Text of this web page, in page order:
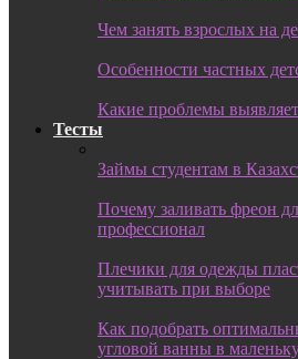
Чем занять взрослых на
Особенности частных
Какие проблемы
Тесты
Займы студентам в
Почему заливать фреон
профессионал
Плечики для одежды
учитывать при выборе
Как подобрать
угловой ванны в